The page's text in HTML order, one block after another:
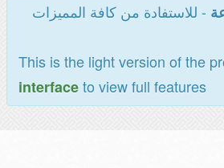
- للاستفادة من كافة المميزات
This is the light version of the
interfaceto view full features